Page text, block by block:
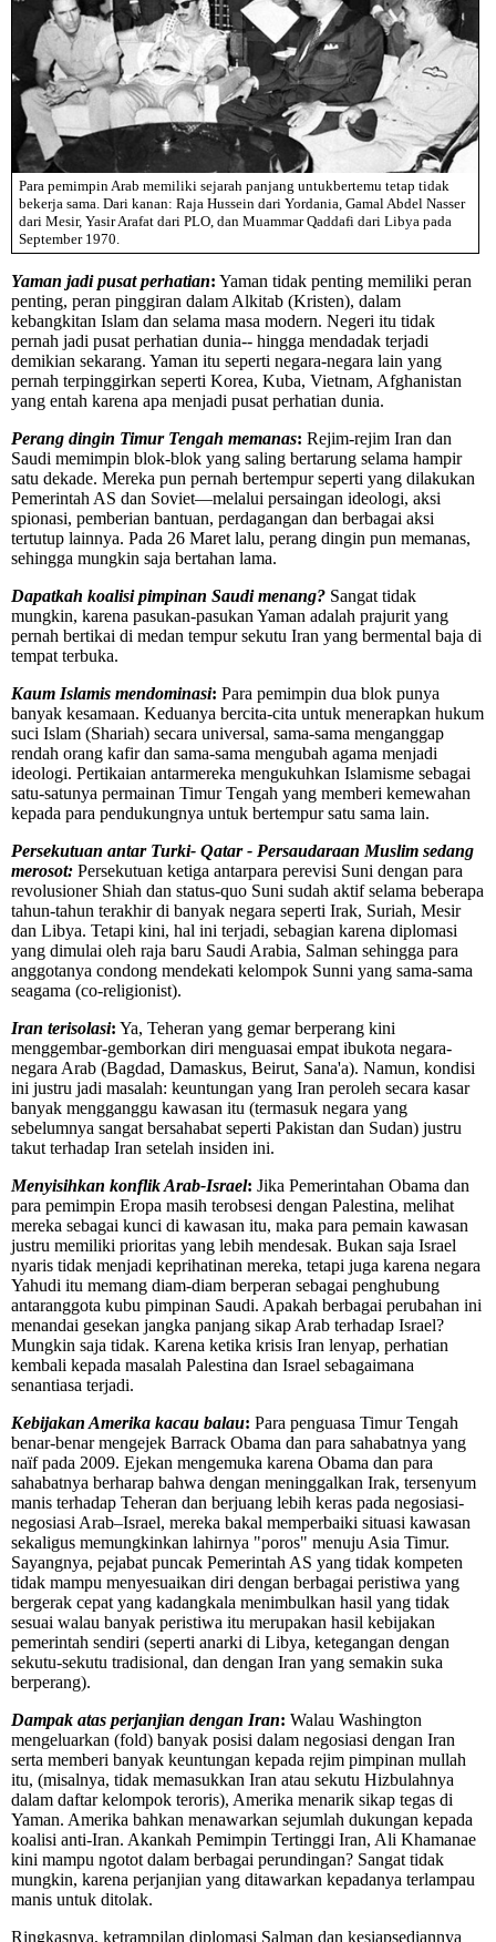
Para pemimpin Arab memiliki sejarah panjang untukbertemu tetap tidak
bekerja sama. Dari kanan: Raja Hussein dari Yordania, Gamal Abdel Nasser
dari Mesir, Yasir Arafat dari PLO, dan Muammar Qaddafi dari Libya pada
September 1970.
Yaman jadi pusat perhatian: Yaman tidak penting memiliki peran
penting, peran pinggiran dalam Alkitab (Kristen), dalam
kebangkitan Islam dan selama masa modern. Negeri itu tidak
pernah jadi pusat perhatian dunia-- hingga mendadak terjadi
demikian sekarang. Yaman itu seperti negara-negara lain yang
pernah terpinggirkan seperti Korea, Kuba, Vietnam, Afghanistan
yang entah karena apa menjadi pusat perhatian dunia.
Perang dingin Timur Tengah memanas: Rejim-rejim Iran dan
Saudi memimpin blok-blok yang saling bertarung selama hampir
satu dekade. Mereka pun pernah bertempur seperti yang dilakukan
Pemerintah AS dan Soviet—melalui persaingan ideologi, aksi
spionasi, pemberian bantuan, perdagangan dan berbagai aksi
tertutup lainnya. Pada 26 Maret lalu, perang dingin pun memanas,
sehingga mungkin saja bertahan lama.
Dapatkah koalisi pimpinan Saudi menang? Sangat tidak
mungkin, karena pasukan-pasukan Yaman adalah prajurit yang
pernah bertikai di medan tempur sekutu Iran yang bermental baja di
tempat terbuka.
Kaum Islamis mendominasi: Para pemimpin dua blok punya
banyak kesamaan. Keduanya bercita-cita untuk menerapkan hukum
suci Islam (Shariah) secara universal, sama-sama menganggap
rendah orang kafir dan sama-sama mengubah agama menjadi
ideologi. Pertikaian antarmereka mengukuhkan Islamisme sebagai
satu-satunya permainan Timur Tengah yang memberi kemewahan
kepada para pendukungnya untuk bertempur satu sama lain.
Persekutuan antar Turki- Qatar - Persaudaraan Muslim sedang
merosot: Persekutuan ketiga antarpara perevisi Suni dengan para
revolusioner Shiah dan status-quo Suni sudah aktif selama beberapa
tahun-tahun terakhir di banyak negara seperti Irak, Suriah, Mesir
dan Libya. Tetapi kini, hal ini terjadi, sebagian karena diplomasi
yang dimulai oleh raja baru Saudi Arabia, Salman sehingga para
anggotanya condong mendekati kelompok Sunni yang sama-sama
seagama (co-religionist).
Iran terisolasi: Ya, Teheran yang gemar berperang kini
menggembar-gemborkan diri menguasai empat ibukota negara-
negara Arab (Bagdad, Damaskus, Beirut, Sana'a). Namun, kondisi
ini justru jadi masalah: keuntungan yang Iran peroleh secara kasar
banyak mengganggu kawasan itu (termasuk negara yang
sebelumnya sangat bersahabat seperti Pakistan dan Sudan) justru
takut terhadap Iran setelah insiden ini.
Menyisihkan konflik Arab-Israel: Jika Pemerintahan Obama dan
para pemimpin Eropa masih terobsesi dengan Palestina, melihat
mereka sebagai kunci di kawasan itu, maka para pemain kawasan
justru memiliki prioritas yang lebih mendesak. Bukan saja Israel
nyaris tidak menjadi keprihatinan mereka, tetapi juga karena negara
Yahudi itu memang diam-diam berperan sebagai penghubung
antaranggota kubu pimpinan Saudi. Apakah berbagai perubahan ini
menandai gesekan jangka panjang sikap Arab terhadap Israel?
Mungkin saja tidak. Karena ketika krisis Iran lenyap, perhatian
kembali kepada masalah Palestina dan Israel sebagaimana
senantiasa terjadi.
Kebijakan Amerika kacau balau: Para penguasa Timur Tengah
benar-benar mengejek Barrack Obama dan para sahabatnya yang
naïf pada 2009. Ejekan mengemuka karena Obama dan para
sahabatnya berharap bahwa dengan meninggalkan Irak, tersenyum
manis terhadap Teheran dan berjuang lebih keras pada negosiasi-
negosiasi Arab–Israel, mereka bakal memperbaiki situasi kawasan
sekaligus memungkinkan lahirnya "poros" menuju Asia Timur.
Sayangnya, pejabat puncak Pemerintah AS yang tidak kompeten
tidak mampu menyesuaikan diri dengan berbagai peristiwa yang
bergerak cepat yang kadangkala menimbulkan hasil yang tidak
sesuai walau banyak peristiwa itu merupakan hasil kebijakan
pemerintah sendiri (seperti anarki di Libya, ketegangan dengan
sekutu-sekutu tradisional, dan dengan Iran yang semakin suka
berperang).
Dampak atas perjanjian dengan Iran: Walau Washington
mengeluarkan (fold) banyak posisi dalam negosiasi dengan Iran
serta memberi banyak keuntungan kepada rejim pimpinan mullah
itu, (misalnya, tidak memasukkan Iran atau sekutu Hizbulahnya
dalam daftar kelompok teroris), Amerika menarik sikap tegas di
Yaman. Amerika bahkan menawarkan sejumlah dukungan kepada
koalisi anti-Iran. Akankah Pemimpin Tertinggi Iran, Ali Khamanae
kini mampu ngotot dalam berbagai perundingan? Sangat tidak
mungkin, karena perjanjian yang ditawarkan kepadanya terlampau
manis untuk ditolak.
Ringkasnya, ketrampilan diplomasi Salman dan kesiapsediannya